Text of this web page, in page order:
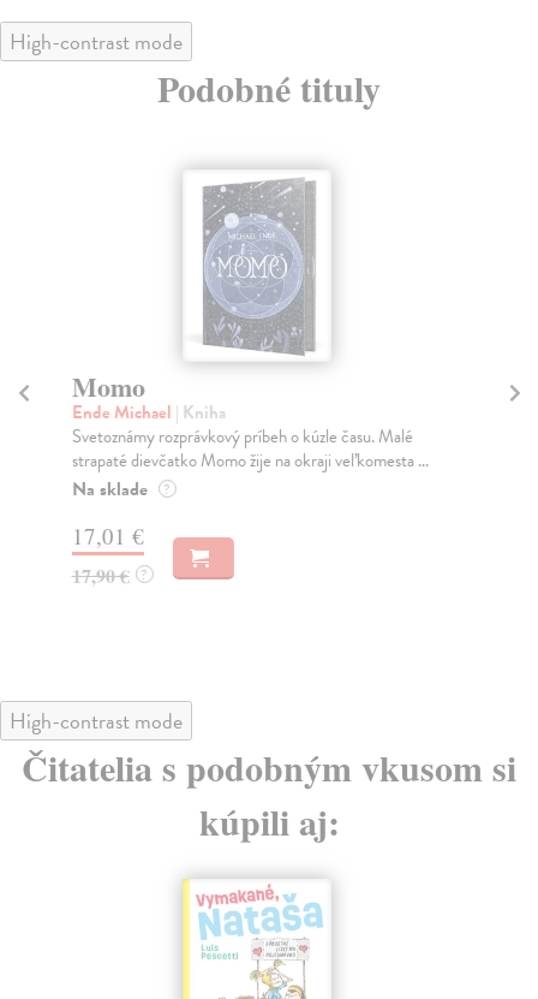
High-contrast mode
Podobné tituly
Vlky
Figura Michał | Kniha
Čo sú vlky? Krvilačné šelmy s ostrými tesákmi, ktoré
vyjú na mesiac a žerú rozprávkových hrdinov?
Na sklade ?
21,30 €
22,90 € ?
High-contrast mode
Čitatelia s podobným vkusom si
kúpili aj: